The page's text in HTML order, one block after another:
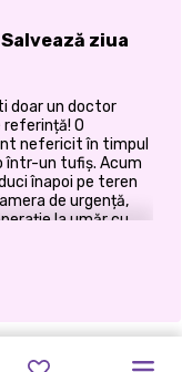
ziua
doar un doctor
O
nefericit în timpul
într-un tufiș. Acum
înapoi pe teren
de urgență,
la umăr cu
un gameplay
pentru oricine